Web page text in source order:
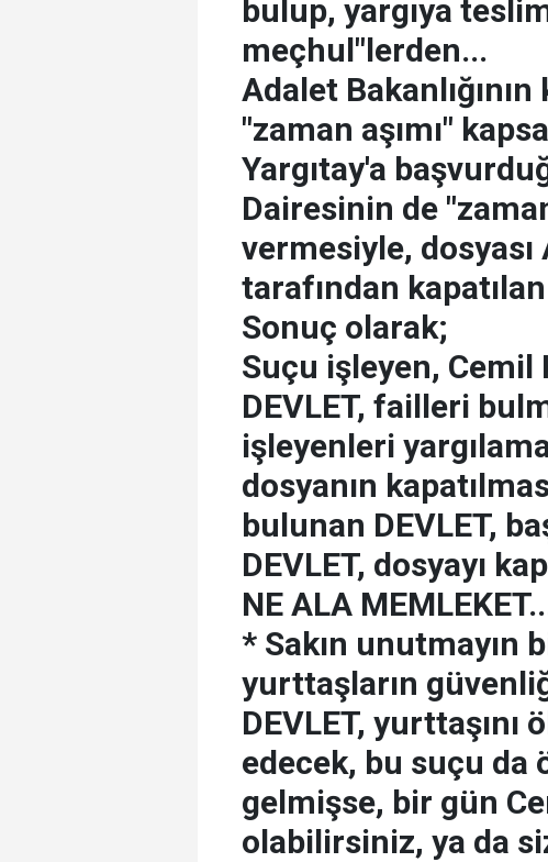
bulup, yargıya
meçhul"lerden...
Adalet
"zaman aşımı"
Yargıtay'a
Dairesinin de
vermesiyle, dosyası
tarafından
Sonuç olarak;
Suçu işleyen, Cemil
DEVLET, failleri
işleyenleri
dosyanın
bulunan DEVLET,
DEVLET, dosyayı
NE ALA
* Sakın unutmayın
yurttaşların
DEVLET,
edecek, bu suçu da
gelmişse, bir gün
olabilirsiniz, ya da